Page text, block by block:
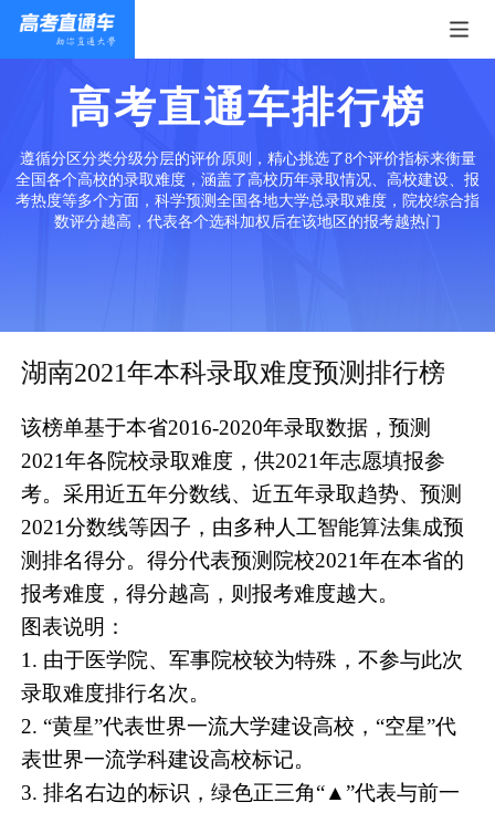
高考直通车排行榜
遵循分区分类分级分层的评价原则，精心挑选了8个评价指标来衡量
全国各个高校的录取难度，涵盖了高校历年录取情况、高校建设、报
考热度等多个方面，科学预测全国各地大学总录取难度，院校综合指
数评分越高，代表各个选科加权后在该地区的报考越热门
湖南2021年本科录取难度预测排行榜
该榜单基于本省2016-2020年录取数据，预测
2021年各院校录取难度，供2021年志愿填报参
考。采用近五年分数线、近五年录取趋势、预测
2021分数线等因子，由多种人工智能算法集成预
测排名得分。得分代表预测院校2021年在本省的
报考难度，得分越高，则报考难度越大。
图表说明：
1. 由于医学院、军事院校较为特殊，不参与此次
录取难度排行名次。
2. “黄星”代表世界一流大学建设高校，“空星”代
表世界一流学科建设高校标记。
3. 排名右边的标识，绿色正三角“▲”代表与前一